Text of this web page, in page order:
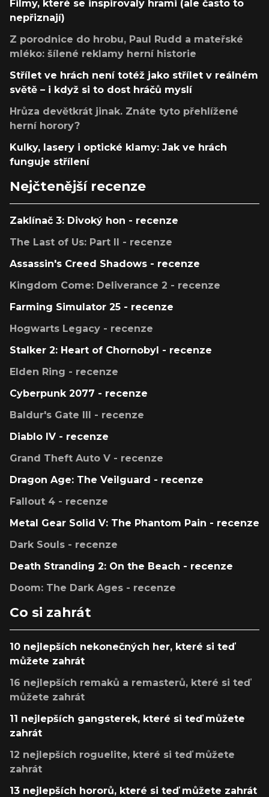
Filmy, které se inspirovaly hrami (ale často to
nepřiznají)
Z porodnice do hrobu, Paul Rudd a mateřské
mléko: šílené reklamy herní historie
Střílet ve hrách není totéž jako střílet v reálném
světě – i když si to dost hráčů myslí
Hrůza devětkrát jinak. Znáte tyto přehlížené
herní horory?
Kulky, lasery i optické klamy: Jak ve hrách
funguje střílení
Nejčtenější recenze
Zaklínač 3: Divoký hon - recenze
The Last of Us: Part II - recenze
Assassin's Creed Shadows - recenze
Kingdom Come: Deliverance 2 - recenze
Farming Simulator 25 - recenze
Hogwarts Legacy - recenze
Stalker 2: Heart of Chornobyl - recenze
Elden Ring - recenze
Cyberpunk 2077 - recenze
Baldur's Gate III - recenze
Diablo IV - recenze
Grand Theft Auto V - recenze
Dragon Age: The Veilguard - recenze
Fallout 4 - recenze
Metal Gear Solid V: The Phantom Pain - recenze
Dark Souls - recenze
Death Stranding 2: On the Beach - recenze
Doom: The Dark Ages - recenze
Co si zahrát
10 nejlepších nekonečných her, které si teď
můžete zahrát
16 nejlepších remaků a remasterů, které si teď
můžete zahrát
11 nejlepších gangsterek, které si teď můžete
zahrát
12 nejlepších roguelite, které si teď můžete
zahrát
13 nejlepších hororů, které si teď můžete zahrát